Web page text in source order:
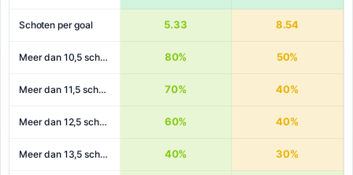
Schoten per goal 5.33 8.54
Meer dan 10,5 schoten 80% 50%
Meer dan 11,5 schoten 70% 40%
Meer dan 12,5 schoten 60% 40%
Meer dan 13,5 schoten 40% 30%